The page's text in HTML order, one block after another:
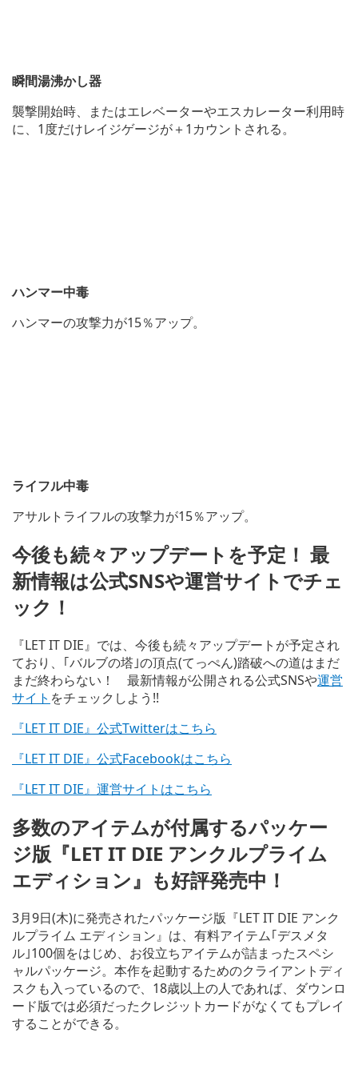
瞬間湯沸かし器
襲撃開始時、またはエレベーターやエスカレーター利用時
に、1度だけレイジゲージが＋1カウントされる。
ハンマー中毒
ハンマーの攻撃力が15％アップ。
ライフル中毒
アサルトライフルの攻撃力が15％アップ。
今後も続々アップデートを予定！ 最
新情報は公式SNSや運営サイトでチェ
ック！
『LET IT DIE』では、今後も続々アップデートが予定され
ており、｢バルブの塔｣の頂点(てっぺん)踏破への道はまだ
まだ終わらない！ 最新情報が公開される公式SNSや運営
サイト をチェックしよう!!
『LET IT DIE』公式Twitterはこちら
『LET IT DIE』公式Facebookはこちら
『LET IT DIE』運営サイトはこちら
多数のアイテムが付属するパッケー
ジ版『LET IT DIE アンクルプライム
エディション』も好評発売中！
3月9日(木)に発売されたパッケージ版『LET IT DIE アンク
ルプライム エディション』は、有料アイテム｢デスメタ
ル｣100個をはじめ、お役立ちアイテムが詰まったスペシ
ャルパッケージ。本作を起動するためのクライアントディ
スクも入っているので、18歳以上の人であれば、ダウンロ
ード版では必須だったクレジットカードがなくてもプレイ
することができる。